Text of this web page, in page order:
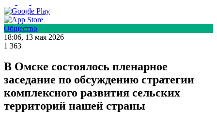
Общество
18:06, 13 мая 2026
1 363
В Омске состоялось пленарное
заседание по обсуждению стратегии
комплексного развития сельских
территорий нашей страны